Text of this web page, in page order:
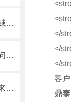
加工中心钢板防护罩的主要应用领域和产品的主要特性
加工中心钢板防护罩碰到内部散热问题改怎么办？这篇文章告诉你
机床排屑机常见问题的解决方法快来看看吧！
客
鼎